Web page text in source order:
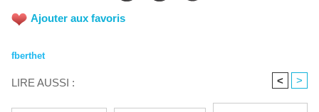
Ajouter aux favoris
fberthet
LIRE AUSSI : < >